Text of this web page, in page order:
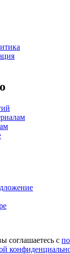
соглашаетесь с